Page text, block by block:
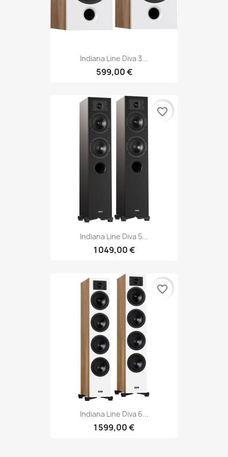
Indiana Line Diva 3...
599,00 €
Indiana Line Diva 5...
1 049,00 €
favorite_border
Indiana Line Diva 6...
1 599,00 €
favorite_border